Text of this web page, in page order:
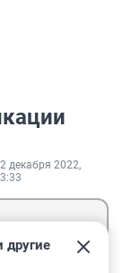
декабря 2022,
другие